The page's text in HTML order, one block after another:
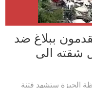
ببلاغ ضد
شقته الى
الجيزة ستشهد فتنة